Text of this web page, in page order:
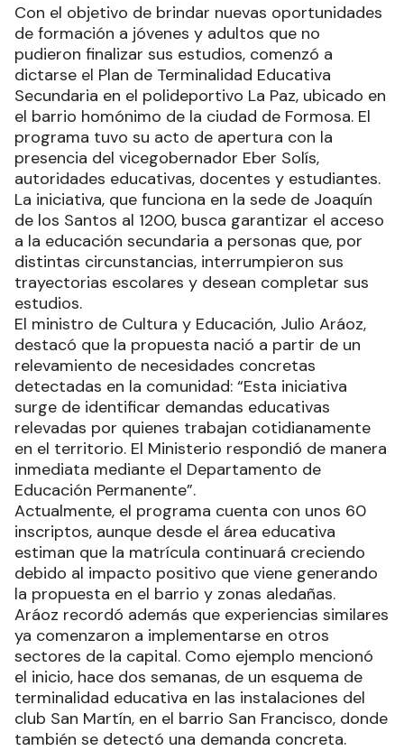
Con el objetivo de brindar nuevas oportunidades
de formación a jóvenes y adultos que no
pudieron finalizar sus estudios, comenzó a
dictarse el Plan de Terminalidad Educativa
Secundaria en el polideportivo La Paz, ubicado en
el barrio homónimo de la ciudad de Formosa. El
programa tuvo su acto de apertura con la
presencia del vicegobernador Eber Solís,
autoridades educativas, docentes y estudiantes.
La iniciativa, que funciona en la sede de Joaquín
de los Santos al 1200, busca garantizar el acceso
a la educación secundaria a personas que, por
distintas circunstancias, interrumpieron sus
trayectorias escolares y desean completar sus
estudios.
El ministro de Cultura y Educación, Julio Aráoz,
destacó que la propuesta nació a partir de un
relevamiento de necesidades concretas
detectadas en la comunidad: “Esta iniciativa
surge de identificar demandas educativas
relevadas por quienes trabajan cotidianamente
en el territorio. El Ministerio respondió de manera
inmediata mediante el Departamento de
Educación Permanente”.
Actualmente, el programa cuenta con unos 60
inscriptos, aunque desde el área educativa
estiman que la matrícula continuará creciendo
debido al impacto positivo que viene generando
la propuesta en el barrio y zonas aledañas.
Aráoz recordó además que experiencias similares
ya comenzaron a implementarse en otros
sectores de la capital. Como ejemplo mencionó
el inicio, hace dos semanas, de un esquema de
terminalidad educativa en las instalaciones del
club San Martín, en el barrio San Francisco, donde
también se detectó una demanda concreta.